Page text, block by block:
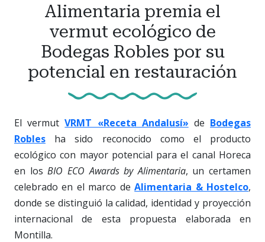
Alimentaria premia el
vermut ecológico de
Bodegas Robles por su
potencial en restauración
El vermutVRMT «Receta Andalusí» de Bodegas
Robles ha sido reconocido como el producto
ecológico con mayor potencial para el canal Horeca
en losBIO ECO Awards by Alimentaria, un certamen
celebrado en el marco deAlimentaria & Hostelco,
donde se distinguió la calidad, identidad y proyección
internacional de esta propuesta elaborada en
Montilla.